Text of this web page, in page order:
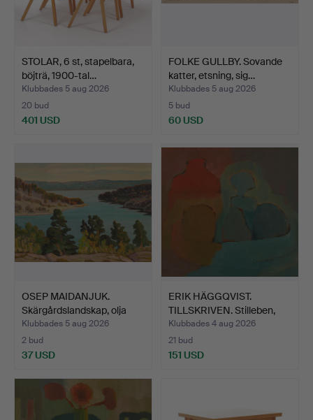
STOLAR, 6 st, stapelbara,
böjträ, 1900-tal…
Klubbades 5 aug 2026
20 bud
401 USD
FOLKE GULLBY. Sovande
katter, etsning, sig…
Klubbades 5 aug 2026
5 bud
60 USD
OSEP MAIDANJUK.
Skärgårdslandskap, olja
på…
Klubbades 5 aug 2026
2 bud
37 USD
ERIK HÄGGQVIST.
TILLSKRIVEN. Stilleben,
ol…
Klubbades 4 aug 2026
21 bud
151 USD